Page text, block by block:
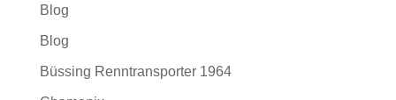
Blog
Blog
Büssing Renntransporter 1964